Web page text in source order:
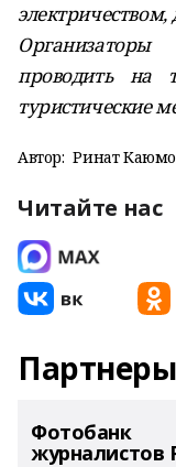
проводить на
туристические
Автор: Ринат
Читайте нас
Партнеры
Фотобанк
журналистов